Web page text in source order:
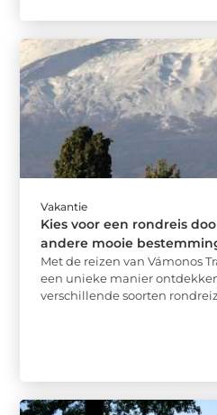
Vakantie
Kies voor een rondreis
andere mooie
Met de reizen van Vámonos
een unieke manier
verschillende soorten